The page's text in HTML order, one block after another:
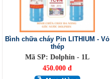
Bình chữa cháy Pin LITHIUM - Vỏ
thép
Mã SP: Dolphin - 1L
450.000 đ